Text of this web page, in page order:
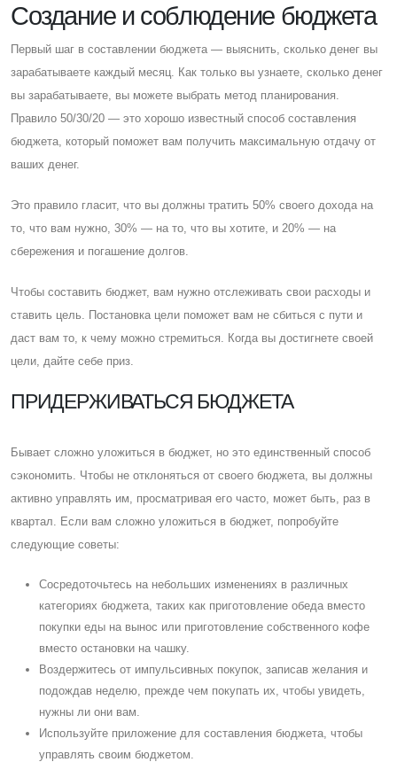
Cоздание и соблюдение бюджета
Первый шаг в составлении бюджета — выяснить, сколько денег вы
зарабатываете каждый месяц. Как только вы узнаете, сколько денег
вы зарабатываете, вы можете выбрать метод планирования.
Правило 50/30/20 — это хорошо известный способ составления
бюджета, который поможет вам получить максимальную отдачу от
ваших денег.
Это правило гласит, что вы должны тратить 50% своего дохода на
то, что вам нужно, 30% — на то, что вы хотите, и 20% — на
сбережения и погашение долгов.
Чтобы составить бюджет, вам нужно отслеживать свои расходы и
ставить цель. Постановка цели поможет вам не сбиться с пути и
даст вам то, к чему можно стремиться. Когда вы достигнете своей
цели, дайте себе приз.
ПРИДЕРЖИВАТЬСЯ БЮДЖЕТА
Бывает сложно уложиться в бюджет, но это единственный способ
сэкономить. Чтобы не отклоняться от своего бюджета, вы должны
активно управлять им, просматривая его часто, может быть, раз в
квартал. Eсли вам сложно уложиться в бюджет, попробуйте
следующие советы:
Cосредоточьтесь на небольших изменениях в различных
категориях бюджета, таких как приготовление обеда вместо
покупки еды на вынос или приготовление собственного кофе
вместо остановки на чашку.
Воздержитесь от импульсивных покупок, записав желания и
подождав неделю, прежде чем покупать их, чтобы увидеть,
нужны ли они вам.
Используйте приложение для составления бюджета, чтобы
управлять своим бюджетом.